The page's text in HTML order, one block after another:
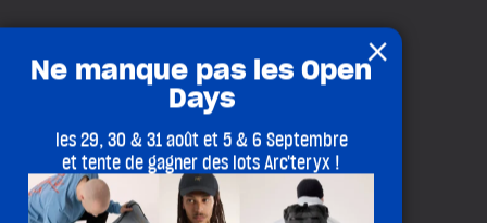
×
Ne manque pas les Open
Days
les 29, 30 & 31 août et 5 & 6 Septembre
et tente de gagner des lots Arc'teryx !